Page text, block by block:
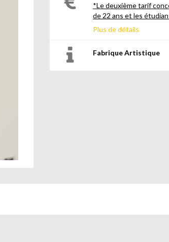
*Le deuxième tarif
de 22 ans et les
26 ans
Plus de détails
Fabrique Artistique